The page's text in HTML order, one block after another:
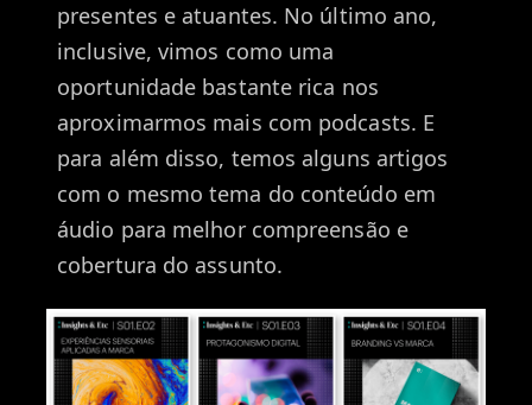
presentes e atuantes. No último ano,
inclusive, vimos como uma
oportunidade bastante rica nos
aproximarmos mais com podcasts. E
para além disso, temos alguns artigos
com o mesmo tema do conteúdo em
áudio para melhor compreensão e
cobertura do assunto.